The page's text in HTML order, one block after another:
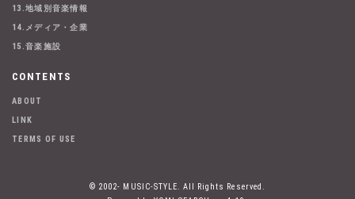
13.地域別音楽情報
14.メディア・企業
15.音楽施設
CONTENTS
ABOUT
LINK
TERMS OF USE
© 2002- MUSIC-STYLE. All Rights Reserved.